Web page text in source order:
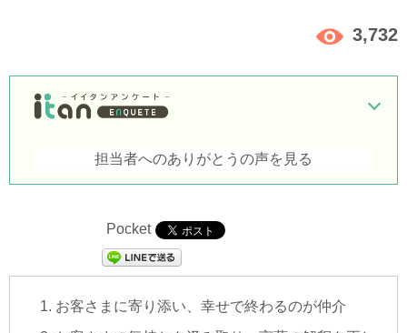
3,732
担当者へのありがとうの声を見る
Pocket
お客さまに寄り添い、幸せで終わるのが仲介